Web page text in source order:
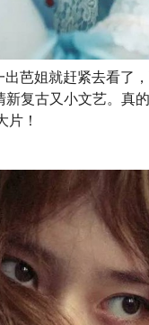
出芭姐就赶紧去看了
新复古又小文艺。真
片！